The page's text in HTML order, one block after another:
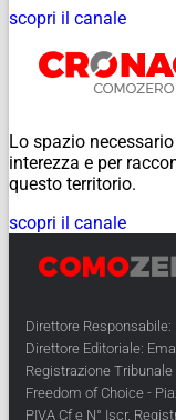
scopri il canale
Lo spazio
interezza e per
questo territorio.
scopri il canale
Direttore Responsabile:
Direttore Editoriale:
Registrazione
Freedom of Choice -
PIVA Cf e N° Iscr.